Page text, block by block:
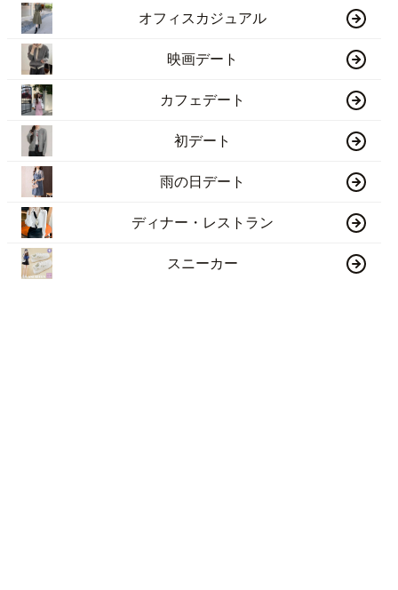
オフィスカジュアル
映画デート
カフェデート
初デート
雨の日デート
ディナー・レストラン
スニーカー